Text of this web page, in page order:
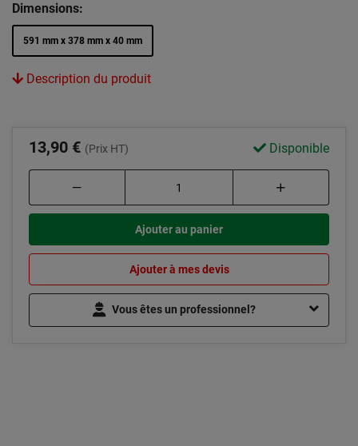
Dimensions:
591 mm x 378 mm x 40 mm
Description du produit
13,90 € (Prix HT) Disponible
Ajouter au panier
Ajouter à mes devis
Vous êtes un professionnel?